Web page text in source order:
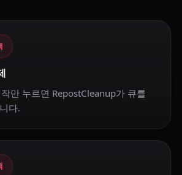
만 누르면 RepostCleanup가 큐를
다.